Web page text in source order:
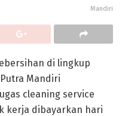
Mandiri
di lingkup
Mandiri
cleaning service
kerja dibayarkan hari